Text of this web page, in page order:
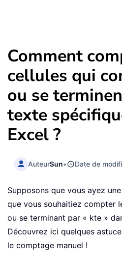
Comment
cellules qui
ou se
texte
Excel ?
AuteurSun• Date de
Supposons que vous ayez
que vous souhaitiez compter
ou se terminant par « kte »
Découvrez ici quelques
le comptage manuel !